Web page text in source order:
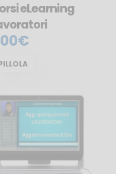
eLearning